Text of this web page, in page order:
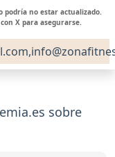
podría no estar actualizado.
X para asegurarse.
sobre